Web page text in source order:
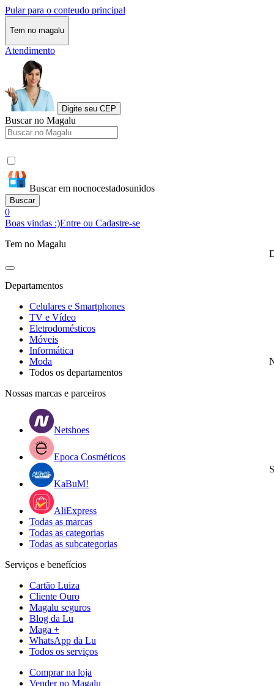
Pular para o conteudo principal
Tem no magalu
Atendimento
Digite seu CEP
Buscar no Magalu
Buscar em nocnocestadosunidos
Buscar
0
Boas vindas :)Entre ou Cadastre-se
Tem no Magalu
Departamentos
Celulares e Smartphones
TV e Vídeo
Eletrodomésticos
Móveis
Informática
Moda
Todos os departamentos
Nossas marcas e parceiros
Netshoes
Epoca Cosméticos
KaBuM!
AliExpress
Todas as marcas
Todas as categorias
Todas as subcategorias
Serviços e benefícios
Cartão Luiza
Cliente Ouro
Magalu seguros
Blog da Lu
Maga +
WhatsApp da Lu
Todos os serviços
Comprar na loja
Vender no Magalu